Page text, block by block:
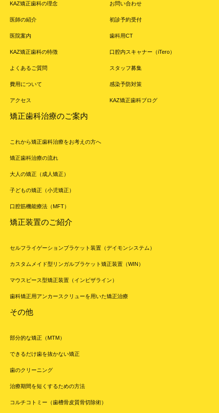
KAZ矯正歯科の理念
医師の紹介
医院案内
KAZ矯正歯科の特徴
よくあるご質問
費用について
アクセス
お問い合わせ
初診予約受付
歯科用CT
口腔内スキャナー（iTero）
スタッフ募集
感染予防対策
KAZ矯正歯科ブログ
矯正歯科治療のご案内
これから矯正歯科治療をお考えの方へ
矯正歯科治療の流れ
大人の矯正（成人矯正）
子どもの矯正（小児矯正）
口腔筋機能療法（MFT）
矯正装置のご紹介
セルフライゲーションブラケット装置（デイモンシステム）
カスタムメイド型リンガルブラケット矯正装置（WIN）
マウスピース型矯正装置（インビザライン）
歯科矯正用アンカースクリューを用いた矯正治療
その他
部分的な矯正（MTM）
できるだけ歯を抜かない矯正
歯のクリーニング
治療期間を短くするための方法
コルチコトミー（歯槽骨皮質骨切除術）